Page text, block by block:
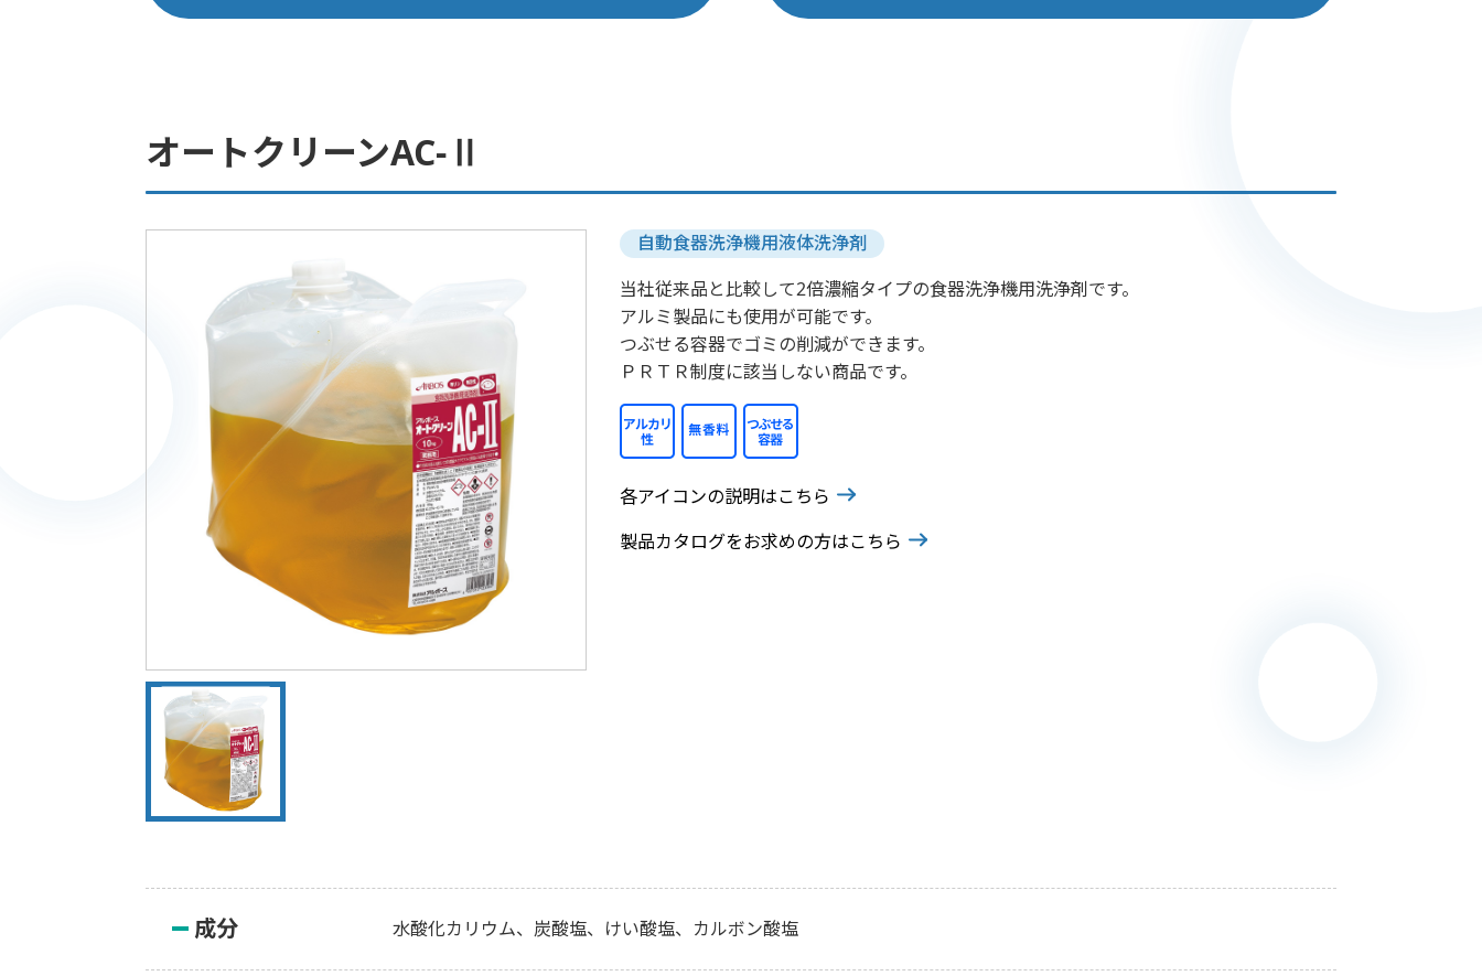
オートクリーンAC-Ⅱ
自動食器洗浄機用液体洗浄剤
当社従来品と比較して2倍濃縮タイプの食器洗浄機用洗浄剤です。
アルミ製品にも使用が可能です。
つぶせる容器でゴミの削減ができます。
ＰＲＴＲ制度に該当しない商品です。
各アイコンの説明はこちら
製品カタログをお求めの方はこちら
成分 水酸化カリウム、炭酸塩、けい酸塩、カルボン酸塩